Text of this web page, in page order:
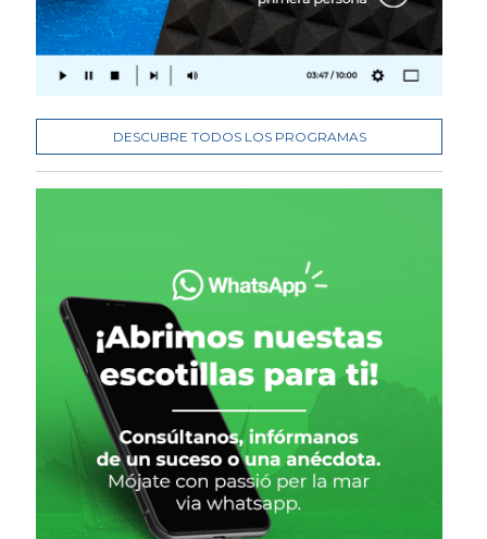
DESCUBRE TODOS LOS PROGRAMAS